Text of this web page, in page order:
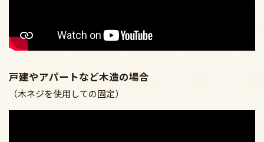
戸建やアパートなど木造の場合
（木ネジを使用しての固定）